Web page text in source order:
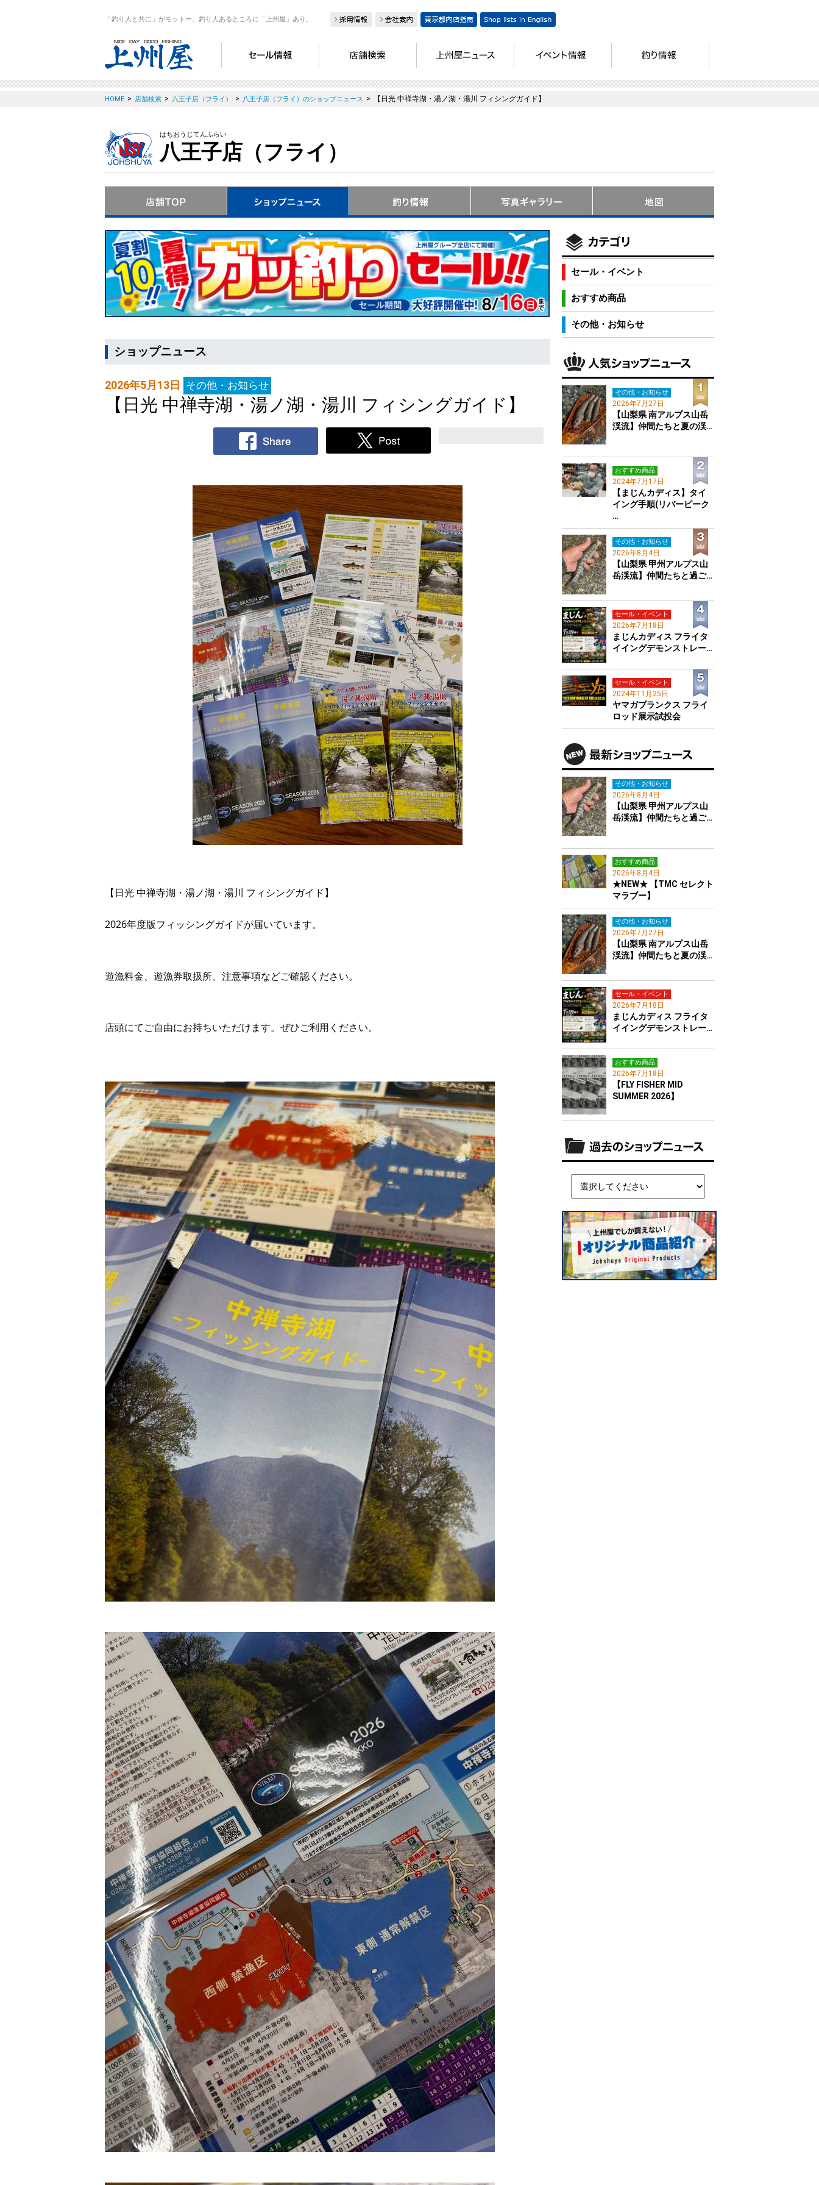
「釣り人と共に」がモットー。釣り人あるところに「上州屋」あり。
HOME > 店舗検索 > 八王子店（フライ） > 八王子店（フライ）のショップニュース > 【日光 中禅寺湖・湯ノ湖・湯川 フィシングガイド】
はちおうじてんふらい
八王子店（フライ）
ショップニュース
2026年5月13日 その他・お知らせ
【日光 中禅寺湖・湯ノ湖・湯川 フィシングガイド】
【日光 中禅寺湖・湯ノ湖・湯川 フィシングガイド】
2026年度版フィッシングガイドが届いています。
遊漁料金、遊漁券取扱所、注意事項などご確認ください。
店頭にてご自由にお持ちいただけます。ぜひご利用ください。
セール・イベント
おすすめ商品
その他・お知らせ
その他・お知らせ
2026年7月27日
【山梨県 南アルプス山岳
渓流】仲間たちと夏の渓…
おすすめ商品
2024年7月17日
【まじんカディス】タイ
イング手順(リバーピーク
…
その他・お知らせ
2026年8月4日
【山梨県 甲州アルプス山
岳渓流】仲間たちと過ご…
セール・イベント
2026年7月18日
まじんカディス フライタ
イイングデモンストレー…
セール・イベント
2024年11月25日
ヤマガブランクス フライ
ロッド展示試投会
その他・お知らせ
2026年8月4日
【山梨県 甲州アルプス山
岳渓流】仲間たちと過ご…
おすすめ商品
2026年8月4日
★NEW★ 【TMC セレクト
マラブー】
その他・お知らせ
2026年7月27日
【山梨県 南アルプス山岳
渓流】仲間たちと夏の渓…
セール・イベント
2026年7月18日
まじんカディス フライタ
イイングデモンストレー…
おすすめ商品
2026年7月18日
【FLY FISHER MID
SUMMER 2026】